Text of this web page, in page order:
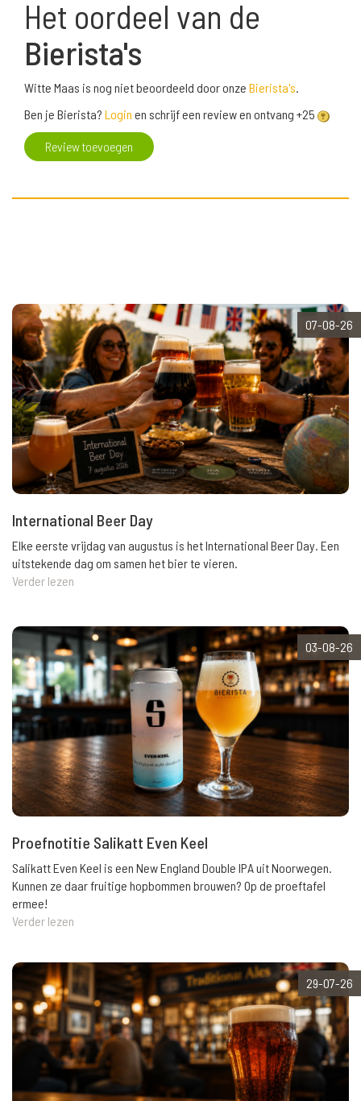
Het oordeel van de
Bierista's
Witte Maas is nog niet beoordeeld door onze Bierista's.
Ben je Bierista? Login en schrijf een review en ontvang +25
Review toevoegen
07-08-26
International Beer Day
Elke eerste vrijdag van augustus is het International Beer Day. Een
uitstekende dag om samen het bier te vieren.
Verder lezen
03-08-26
Proefnotitie Salikatt Even Keel
Salikatt Even Keel is een New England Double IPA uit Noorwegen.
Kunnen ze daar fruitige hopbommen brouwen? Op de proeftafel
ermee!
Verder lezen
29-07-26